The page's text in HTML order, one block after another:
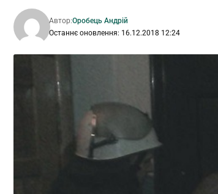
Останнє оновлення: 16.12.2018 12:24
Автор:Оробець Андрій